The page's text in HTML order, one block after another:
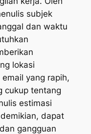
subjek
dan waktu
lokasi
yang rapih,
cukup tentang
estimasi
dapat
gangguan